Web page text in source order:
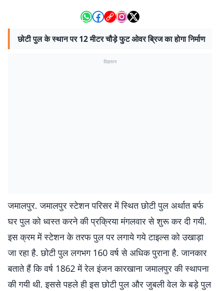
छोटी पुल के स्थान पर 12 मीटर चौड़े फुट ओवर ब्रिज का होगा निर्माण
विज्ञापन
जमालपुर. जमालपुर स्टेशन परिसर में स्थित छोटी पुल अर्थात बर्फ
घर पुल को ध्वस्त करने की प्रक्रिया मंगलवार से शुरू कर दी गयी.
इस क्रम में स्टेशन के तरफ पुल पर लगाये गये टाइल्स को उखाड़ा
जा रहा है. छोटी पुल लगभग 160 वर्ष से अधिक पुराना है. जानकार
बताते हैं कि वर्ष 1862 में रेल इंजन कारखाना जमालपुर की स्थापना
की गयी थी. इससे पहले ही इस छोटी पुल और जुबली वेल के बड़े पुल